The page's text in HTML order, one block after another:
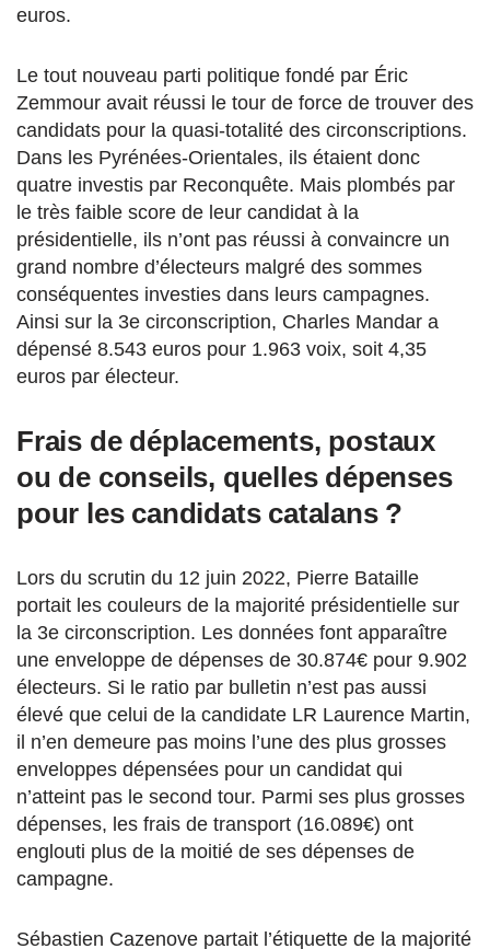
euros.
Le tout nouveau parti politique fondé par Éric
Zemmour avait réussi le tour de force de trouver des
candidats pour la quasi-totalité des circonscriptions.
Dans les Pyrénées-Orientales, ils étaient donc
quatre investis par Reconquête. Mais plombés par
le très faible score de leur candidat à la
présidentielle, ils n’ont pas réussi à convaincre un
grand nombre d’électeurs malgré des sommes
conséquentes investies dans leurs campagnes.
Ainsi sur la 3e circonscription, Charles Mandar a
dépensé 8.543 euros pour 1.963 voix, soit 4,35
euros par électeur.
Frais de déplacements, postaux
ou de conseils, quelles dépenses
pour les candidats catalans ?
Lors du scrutin du 12 juin 2022, Pierre Bataille
portait les couleurs de la majorité présidentielle sur
la 3e circonscription. Les données font apparaître
une enveloppe de dépenses de 30.874€ pour 9.902
électeurs. Si le ratio par bulletin n’est pas aussi
élevé que celui de la candidate LR Laurence Martin,
il n’en demeure pas moins l’une des plus grosses
enveloppes dépensées pour un candidat qui
n’atteint pas le second tour. Parmi ses plus grosses
dépenses, les frais de transport (16.089€) ont
englouti plus de la moitié de ses dépenses de
campagne.
Sébastien Cazenove partait l’étiquette de la majorité